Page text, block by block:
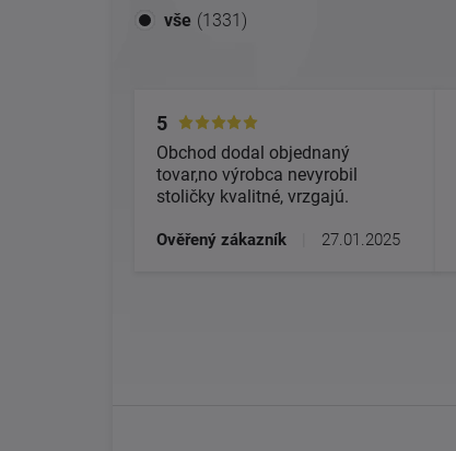
vše (1331)
5
Obchod dodal objednaný
tovar,no výrobca nevyrobil
stoličky kvalitné, vrzgajú.
Ověřený zákazník 27.01.2025